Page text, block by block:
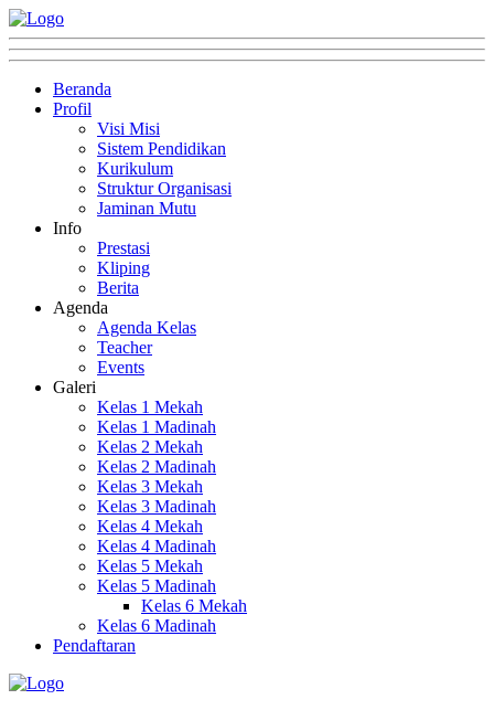
Beranda
Profil
Visi Misi
Sistem Pendidikan
Kurikulum
Struktur Organisasi
Jaminan Mutu
Info
Prestasi
Kliping
Berita
Agenda
Agenda Kelas
Teacher
Events
Galeri
Kelas 1 Mekah
Kelas 1 Madinah
Kelas 2 Mekah
Kelas 2 Madinah
Kelas 3 Mekah
Kelas 3 Madinah
Kelas 4 Mekah
Kelas 4 Madinah
Kelas 5 Mekah
Kelas 5 Madinah
Kelas 6 Mekah
Kelas 6 Madinah
Pendaftaran